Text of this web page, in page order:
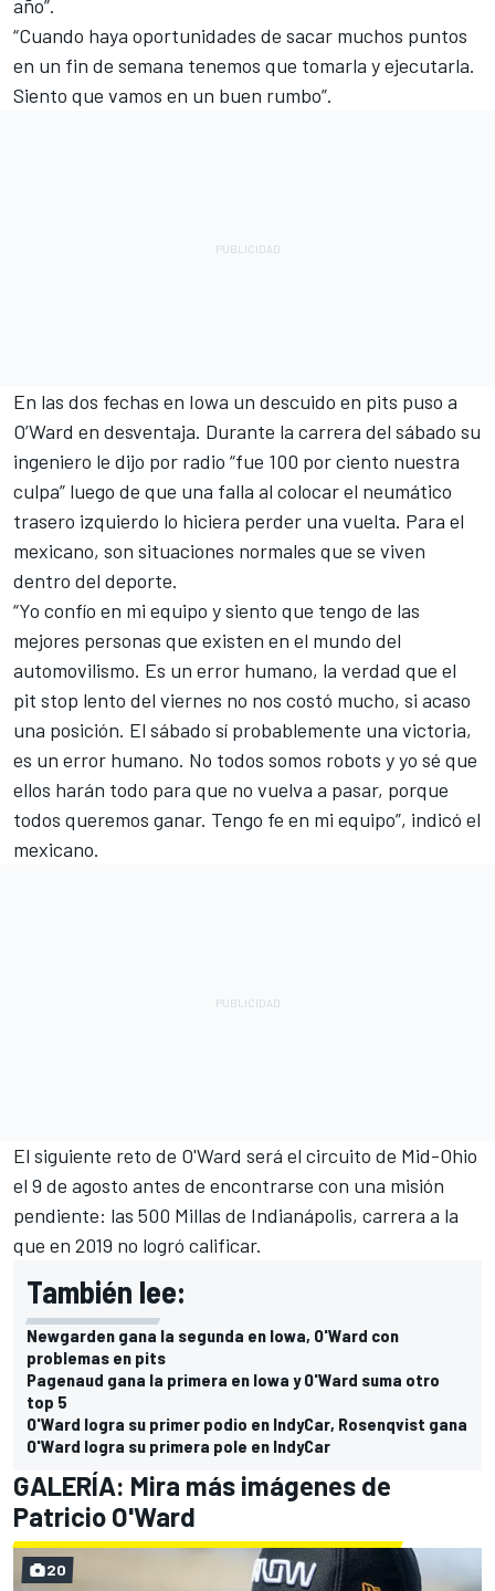
año”.
“Cuando haya oportunidades de sacar muchos puntos
en un fin de semana tenemos que tomarla y ejecutarla.
Siento que vamos en un buen rumbo”.
En las dos fechas en Iowa un descuido en pits puso a
O’Ward en desventaja. Durante la carrera del sábado su
ingeniero le dijo por radio “fue 100 por ciento nuestra
culpa” luego de que una falla al colocar el neumático
trasero izquierdo lo hiciera perder una vuelta. Para el
mexicano, son situaciones normales que se viven
dentro del deporte.
“Yo confío en mi equipo y siento que tengo de las
mejores personas que existen en el mundo del
automovilismo. Es un error humano, la verdad que el
pit stop lento del viernes no nos costó mucho, si acaso
una posición. El sábado sí probablemente una victoria,
es un error humano. No todos somos robots y yo sé que
ellos harán todo para que no vuelva a pasar, porque
todos queremos ganar. Tengo fe en mi equipo”, indicó el
mexicano.
El siguiente reto de O'Ward será el circuito de Mid-Ohio
el 9 de agosto antes de encontrarse con una misión
pendiente: las 500 Millas de Indianápolis, carrera a la
que en 2019 no logró calificar.
También lee:
Newgarden gana la segunda en Iowa, O'Ward con
problemas en pits
Pagenaud gana la primera en Iowa y O'Ward suma otro
top 5
O'Ward logra su primer podio en IndyCar, Rosenqvist gana
O'Ward logra su primera pole en IndyCar
GALERÍA: Mira más imágenes de
Patricio O'Ward
20